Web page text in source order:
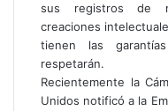
sus registros de
creaciones
tienen las
respetarán.
Recientemente la
Unidos notificó a la